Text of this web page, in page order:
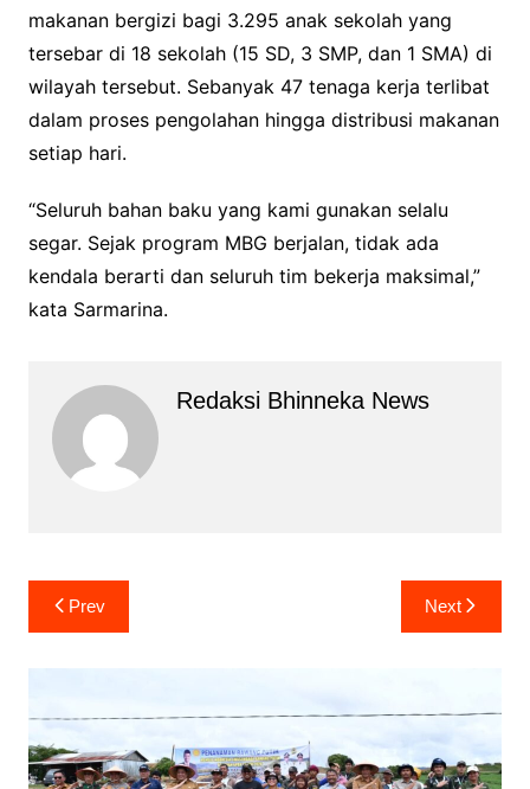
makanan bergizi bagi 3.295 anak sekolah yang
tersebar di 18 sekolah (15 SD, 3 SMP, dan 1 SMA) di
wilayah tersebut. Sebanyak 47 tenaga kerja terlibat
dalam proses pengolahan hingga distribusi makanan
setiap hari.
“Seluruh bahan baku yang kami gunakan selalu
segar. Sejak program MBG berjalan, tidak ada
kendala berarti dan seluruh tim bekerja maksimal,”
kata Sarmarina.
Redaksi Bhinneka News
Navigasi
pos
Prev Next